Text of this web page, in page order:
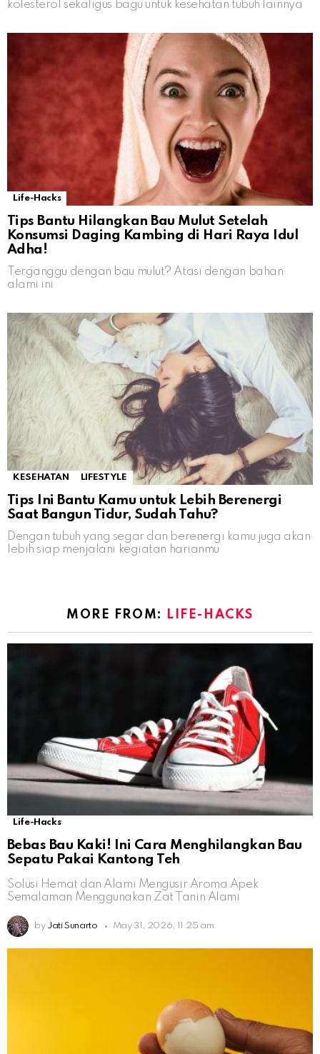
kolesterol sekaligus bagu untuk kesehatan tubuh lainnya
Life-Hacks
Tips Bantu Hilangkan Bau Mulut Setelah
Konsumsi Daging Kambing di Hari Raya Idul
Adha!
Terganggu dengan bau mulut? Atasi dengan bahan
alami ini
KESEHATAN LIFESTYLE
Tips Ini Bantu Kamu untuk Lebih Berenergi
Saat Bangun Tidur, Sudah Tahu?
Dengan tubuh yang segar dan berenergi kamu juga akan
lebih siap menjalani kegiatan harianmu
MORE FROM: LIFE-HACKS
Life-Hacks
Bebas Bau Kaki! Ini Cara Menghilangkan Bau
Sepatu Pakai Kantong Teh
Solusi Hemat dan Alami Mengusir Aroma Apek
Semalaman Menggunakan Zat Tanin Alami
by Jati Sunarto May 31, 2026, 11:25 am